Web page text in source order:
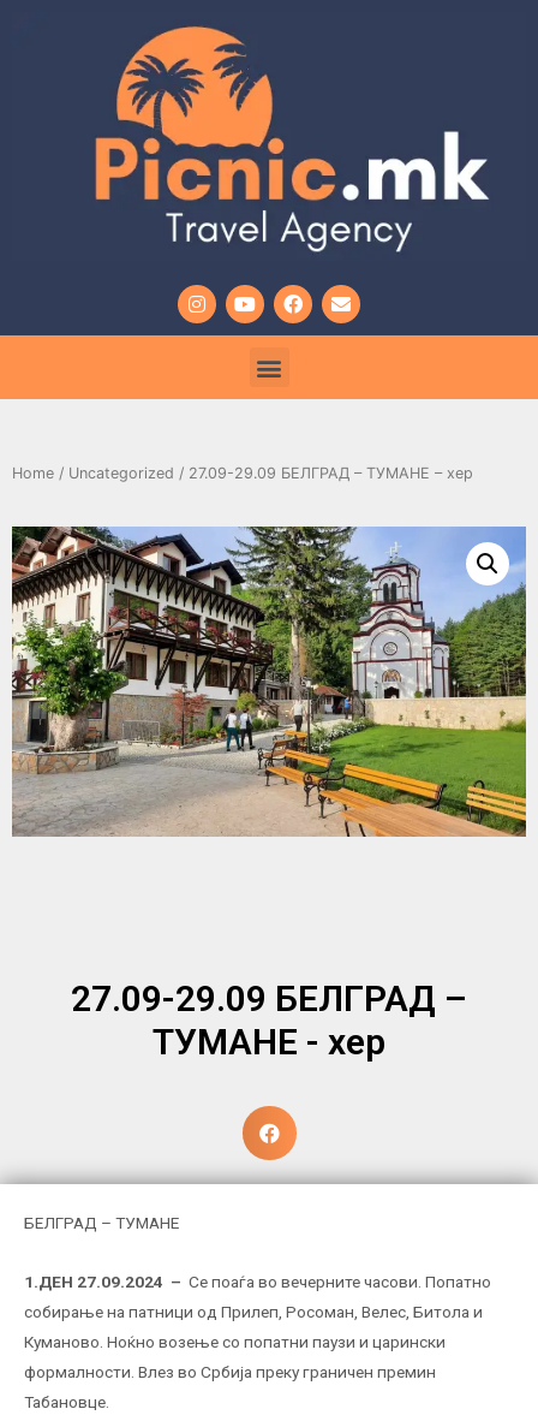
Home / Uncategorized / 27.09-29.09 БЕЛГРАД – ТУМАНЕ – хер
27.09-29.09 БЕЛГРАД –
ТУМАНЕ - хер
БЕЛГРАД – ТУМАНЕ
1.ДЕН 27.09.2024 – Се поаѓа во вечерните часови. Попатно
собирање на патници од Прилеп, Росоман, Велес, Битола и
Куманово. Ноќно возење со попатни паузи и царински
формалности. Влез во Србија преку граничен премин
Табановце.